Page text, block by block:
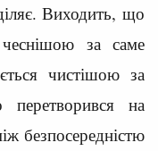
Виходить, що
за саме
чистішою за
перетворився на
безпосередністю